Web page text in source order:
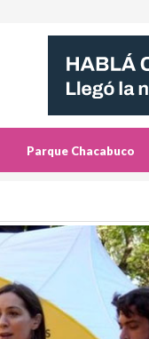
Parque Chacabuco